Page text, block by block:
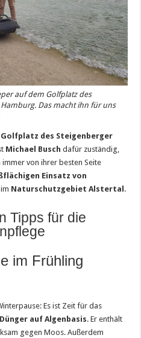
auf dem Golfplatz des
Das macht ihn für uns
Golfplatz des Steigenberger
Michael Busch dafür zuständig,
immer von ihrer besten Seite
Einsatz von
Naturschutzgebiet Alstertal .
Tipps für die
im Frühling
Es ist Zeit für das
auf Algenbasis. Er enthält
gegen Moos. Außerdem